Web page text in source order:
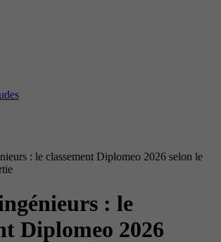
: le classement Diplomeo 2026 selon le
: le
Diplomeo 2026